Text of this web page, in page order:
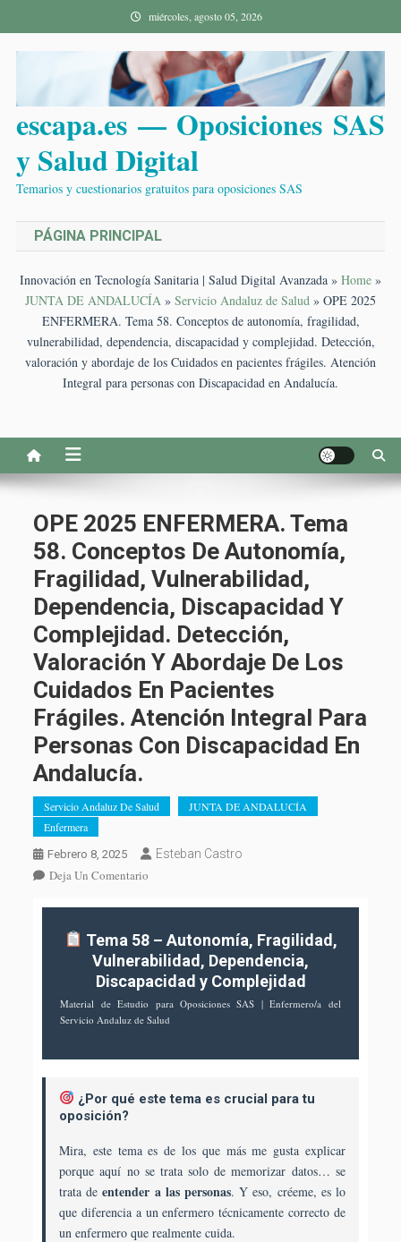
al
contenido
miércoles, agosto 05, 2026
escapa.es — Oposiciones SAS
y Salud Digital
Temarios y cuestionarios gratuitos para oposiciones SAS
PÁGINA PRINCIPAL
Innovación en Tecnología Sanitaria | Salud Digital Avanzada » Home »
JUNTA DE ANDALUCÍA » Servicio Andaluz de Salud » OPE 2025
ENFERMERA. Tema 58. Conceptos de autonomía, fragilidad,
vulnerabilidad, dependencia, discapacidad y complejidad. Detección,
valoración y abordaje de los Cuidados en pacientes frágiles. Atención
Integral para personas con Discapacidad en Andalucía.
OPE 2025 ENFERMERA. Tema
58. Conceptos De Autonomía,
Fragilidad, Vulnerabilidad,
Dependencia, Discapacidad Y
Complejidad. Detección,
Valoración Y Abordaje De Los
Cuidados En Pacientes
Frágiles. Atención Integral Para
Personas Con Discapacidad En
Andalucía.
Servicio Andaluz De Salud
JUNTA DE ANDALUCÍA
Enfermera
Febrero 8, 2025 Esteban Castro
Deja Un Comentario
ENFERMERA.
Tema
Conceptos
De
Complejidad.
Detección,
Valoración
Y
Abordaje
Tema 58 – Autonomía, Fragilidad,
Vulnerabilidad, Dependencia,
Discapacidad y Complejidad
Material de Estudio para Oposiciones SAS | Enfermero/a del
Servicio Andaluz de Salud
¿Por qué este tema es crucial para tu
oposición?
Mira, este tema es de los que más me gusta explicar
porque aquí no se trata solo de memorizar datos… se
trata deentender a las personas. Y eso, créeme, es lo
que diferencia a un enfermero técnicamente correcto de
un enfermero que realmente cuida.